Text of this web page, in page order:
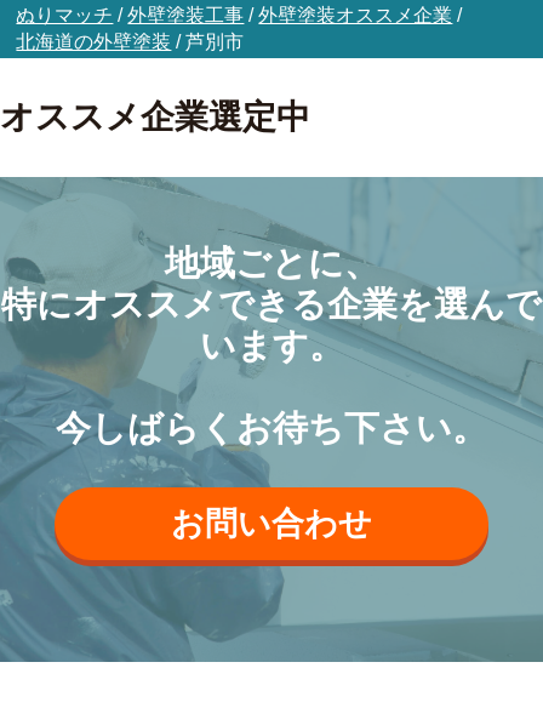
ぬりマッチ /外壁塗装工事 /外壁塗装オススメ企業 /
北海道の外壁塗装 /芦別市
オススメ企業選定中
地域ごとに、
特にオススメできる企業を選んで
います。
今しばらくお待ち下さい。
お問い合わせ